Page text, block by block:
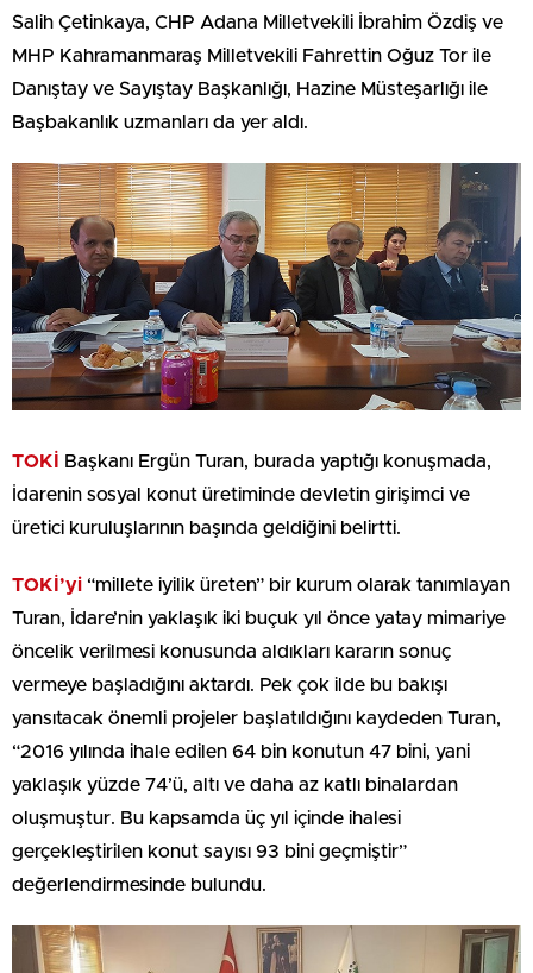
Salih Çetinkaya, CHP Adana Milletvekili İbrahim Özdiş ve
MHP Kahramanmaraş Milletvekili Fahrettin Oğuz Tor ile
Danıştay ve Sayıştay Başkanlığı, Hazine Müsteşarlığı ile
Başbakanlık uzmanları da yer aldı.
TOKİ Başkanı Ergün Turan, burada yaptığı konuşmada,
İdarenin sosyal konut üretiminde devletin girişimci ve
üretici kuruluşlarının başında geldiğini belirtti.
TOKİ’yi “millete iyilik üreten” bir kurum olarak tanımlayan
Turan, İdare’nin yaklaşık iki buçuk yıl önce yatay mimariye
öncelik verilmesi konusunda aldıkları kararın sonuç
vermeye başladığını aktardı. Pek çok ilde bu bakışı
yansıtacak önemli projeler başlatıldığını kaydeden Turan,
“2016 yılında ihale edilen 64 bin konutun 47 bini, yani
yaklaşık yüzde 74’ü, altı ve daha az katlı binalardan
oluşmuştur. Bu kapsamda üç yıl içinde ihalesi
gerçekleştirilen konut sayısı 93 bini geçmiştir”
değerlendirmesinde bulundu.